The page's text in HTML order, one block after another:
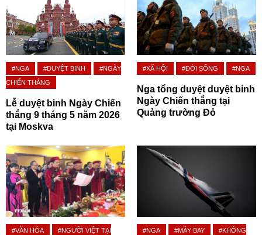
#NGA #DUYỆT BINH
#NGÀY
CHIẾN THẮNG
Lễ duyệt binh Ngày Chiến
thắng 9 tháng 5 năm 2026
tại Moskva
#XÃ HỘI #ĐỜI SỐNG #NGA
Nga tổng duyệt duyệt binh
Ngày Chiến thắng tại
Quảng trường Đỏ
#VĂN HÓA
#NGƯỜI VIỆT TẠI
#NGA #MÁY BAY
#KHÔNG